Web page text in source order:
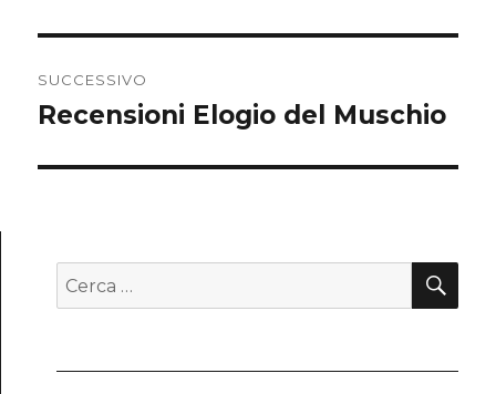
SUCCESSIVO
Articolo
Recensioni Elogio del Muschio
Cerca: